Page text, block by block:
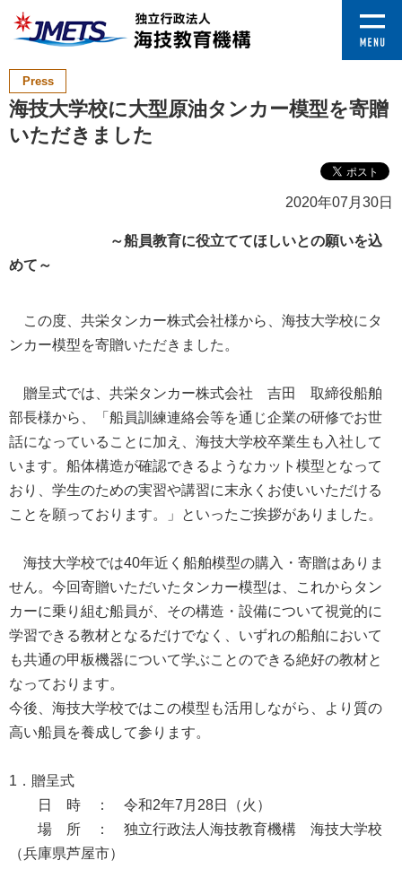
Press
海技大学校に大型原油タンカー模型を寄贈
いただきました
2020年07月30日
～船員教育に役立ててほしいとの願いを込
めて～
この度、共栄タンカー株式会社様から、海技大学校にタ
ンカー模型を寄贈いただきました。
贈呈式では、共栄タンカー株式会社 吉田 取締役船舶
部長様から、「船員訓練連絡会等を通じ企業の研修でお世
話になっていることに加え、海技大学校卒業生も入社して
います。船体構造が確認できるようなカット模型となって
おり、学生のための実習や講習に末永くお使いいただける
ことを願っております。」といったご挨拶がありました。
海技大学校では40年近く船舶模型の購入・寄贈はありま
せん。今回寄贈いただいたタンカー模型は、これからタン
カーに乗り組む船員が、その構造・設備について視覚的に
学習できる教材となるだけでなく、いずれの船舶において
も共通の甲板機器について学ぶことのできる絶好の教材と
なっております。
今後、海技大学校ではこの模型も活用しながら、より質の
高い船員を養成して参ります。
1．贈呈式
日 時 ： 令和2年7月28日（火）
場 所 ： 独立行政法人海技教育機構 海技大学校
（兵庫県芦屋市）